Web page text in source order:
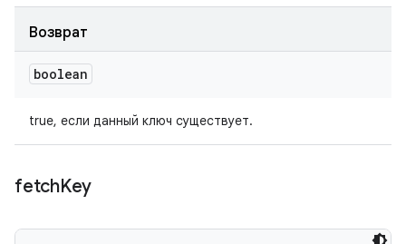
Возврат
boolean
true, если данный ключ существует.
fetchKey